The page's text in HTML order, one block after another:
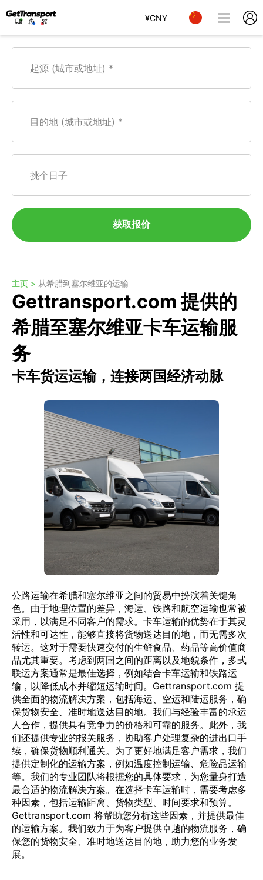
¥CNY
起源 (城市或地址)
目的地 (城市或地址)
挑个日子
获取报价
主页 > 从希腊到塞尔维亚的运输
Gettransport.com 提供的
希腊至塞尔维亚卡车运输服
务
卡车货运运输，连接两国经济动脉
公路运输在希腊和塞尔维亚之间的贸易中扮演着关键角
色。由于地理位置的差异，海运、铁路和航空运输也常被
采用，以满足不同客户的需求。卡车运输的优势在于其灵
活性和可达性，能够直接将货物送达目的地，而无需多次
转运。这对于需要快速交付的生鲜食品、药品等高价值商
品尤其重要。考虑到两国之间的距离以及地貌条件，多式
联运方案通常是最佳选择，例如结合卡车运输和铁路运
输，以降低成本并缩短运输时间。Gettransport.com 提
供全面的物流解决方案，包括海运、空运和陆运服务，确
保货物安全、准时地送达目的地。我们与经验丰富的承运
人合作，提供具有竞争力的价格和可靠的服务。此外，我
们还提供专业的报关服务，协助客户处理复杂的进出口手
续，确保货物顺利通关。为了更好地满足客户需求，我们
提供定制化的运输方案，例如温度控制运输、危险品运输
等。我们的专业团队将根据您的具体要求，为您量身打造
最合适的物流解决方案。在选择卡车运输时，需要考虑多
种因素，包括运输距离、货物类型、时间要求和预算。
Gettransport.com 将帮助您分析这些因素，并提供最佳
的运输方案。我们致力于为客户提供卓越的物流服务，确
保您的货物安全、准时地送达目的地，助力您的业务发
展。